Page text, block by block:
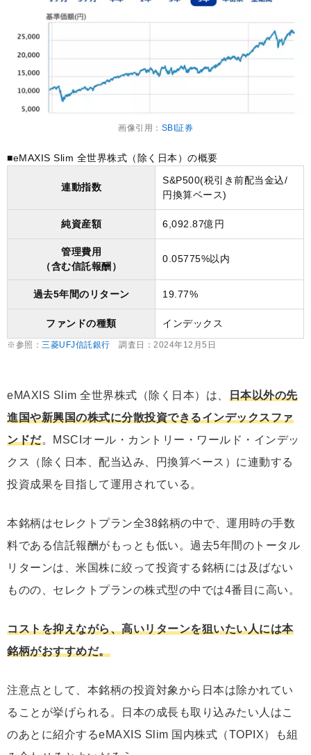
画像引用： SBI証券
■eMAXIS Slim 全世界株式（除く日本）の概要
連動指数
S&P500(税引き前配当金込/
円換算ベース)
純資産額 6,092.87億円
管理費用
（含む信託報酬）
0.05775%以内
過去5年間のリターン 19.77%
ファンドの種類 インデックス
※参照： 三菱UFJ信託銀行 調査日：2024年12月5日
eMAXIS Slim 全世界株式（除く日本）は、 日本以外の先
進国や新興国の株式に分散投資できるインデックスファ
ンドだ。MSCIオール・カントリー・ワールド・インデッ
クス（除く日本、配当込み、円換算ベース）に連動する
投資成果を目指して運用されている。
本銘柄はセレクトプラン全38銘柄の中で、運用時の手数
料である信託報酬がもっとも低い。過去5年間のトータル
リターンは、米国株に絞って投資する銘柄には及ばない
ものの、セレクトプランの株式型の中では4番目に高い。
コストを抑えながら、高いリターンを狙いたい人には本
銘柄がおすすめだ。
注意点として、本銘柄の投資対象から日本は除かれてい
ることが挙げられる。日本の成長も取り込みたい人はこ
のあとに紹介するeMAXIS Slim 国内株式（TOPIX）も組